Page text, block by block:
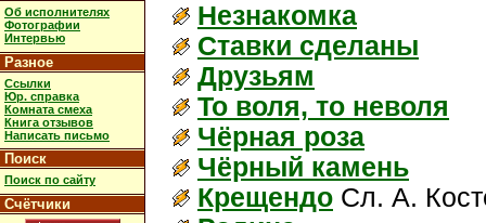
Об исполнителях
Фотографии
Интервью
Разное
Ссылки
Юр. справка
Комната смеха
Книга отзывов
Написать письмо
Поиск
Поиск по сайту
Счётчики
Незнакомка
Ставки сделаны
Друзьям
То воля, то неволя
Чёрная роза
Чёрный камень
Крещендо Сл. А.